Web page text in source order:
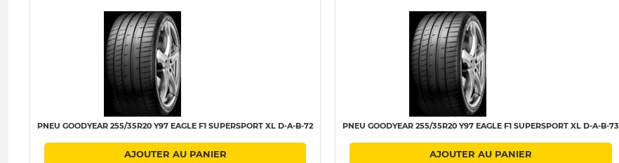
PNEU GOODYEAR 255/35R20 Y97 EAGLE F1 SUPERSPORT XL D-A-B-72
AJOUTER AU PANIER
PNEU GOODYEAR 255/35R20 Y97 EAGLE F1 SUPERSPORT XL D-A-B-73
AJOUTER AU PANIER